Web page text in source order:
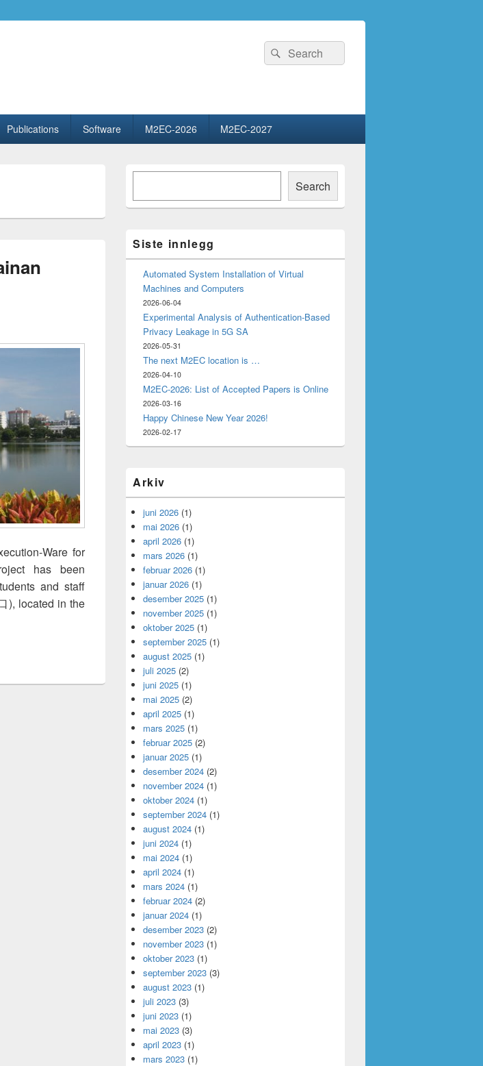
Search
for:
Search
Publications Software M2EC-2026 M2EC-2027
Ware for
has been
and staff
), located in the
at Hainan University (海南大学)
Primary
Area
Search
Siste innlegg
Automated System Installation of Virtual
Machines and Computers
2026-06-04
Experimental Analysis of Authentication-Based
Privacy Leakage in 5G SA
2026-05-31
The next M2EC location is …
2026-04-10
M2EC-2026: List of Accepted Papers is Online
2026-03-16
Happy Chinese New Year 2026!
2026-02-17
Arkiv
juni 2026 (1)
mai 2026 (1)
april 2026 (1)
mars 2026 (1)
februar 2026 (1)
januar 2026 (1)
desember 2025 (1)
november 2025 (1)
oktober 2025 (1)
september 2025 (1)
august 2025 (1)
juli 2025 (2)
juni 2025 (1)
mai 2025 (2)
april 2025 (1)
mars 2025 (1)
februar 2025 (2)
januar 2025 (1)
desember 2024 (2)
november 2024 (1)
oktober 2024 (1)
september 2024 (1)
august 2024 (1)
juni 2024 (1)
mai 2024 (1)
april 2024 (1)
mars 2024 (1)
februar 2024 (2)
januar 2024 (1)
desember 2023 (2)
november 2023 (1)
oktober 2023 (1)
september 2023 (3)
august 2023 (1)
juli 2023 (3)
juni 2023 (1)
mai 2023 (3)
april 2023 (1)
mars 2023 (1)